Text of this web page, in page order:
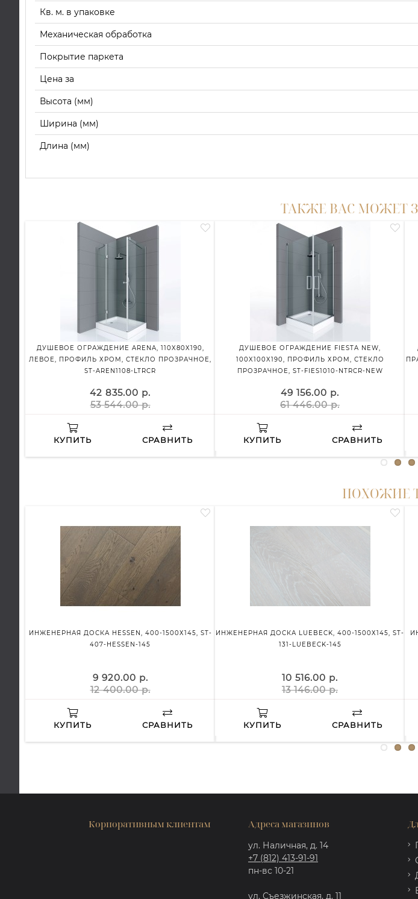
Кв. м. в упаковке
Механическая обработка
Покрытие паркета
Цена за
Высота (мм)
Ширина (мм)
Длина (мм)
ТАКЖЕ ВАС МОЖЕТ
ДУШЕВОЕ ОГРАЖДЕНИЕ ARENA, 110X80X190,
ЛЕВОЕ, ПРОФИЛЬ ХРОМ, СТЕКЛО ПРОЗРАЧНОЕ,
ST-AREN1108-LTRCR
42 835.00 р.
53 544.00 р.
КУПИТЬ СРАВНИТЬ
ДУШЕВОЕ ОГРАЖДЕНИЕ FIESTA NEW,
100X100X190, ПРОФИЛЬ ХРОМ, СТЕКЛО
ПРОЗРАЧНОЕ, ST-FIES1010-NTRCR-NEW
49 156.00 р.
61 446.00 р.
КУПИТЬ СРАВНИТЬ
ПОХОЖИЕ
ИНЖЕНЕРНАЯ ДОСКА HESSEN, 400-1500Х145, ST-
407-HESSEN-145
9 920.00 р.
12 400.00 р.
КУПИТЬ СРАВНИТЬ
ИНЖЕНЕРНАЯ ДОСКА LUEBECK, 400-1500Х145, ST-
131-LUEBECK-145
10 516.00 р.
13 146.00 р.
КУПИТЬ СРАВНИТЬ
Корпоративным клиентам Адреса магазинов
ул. Наличная, д. 14
+7 (812) 413-91-91
пн-вс 10-21
ул. Съезжинская, д. 11